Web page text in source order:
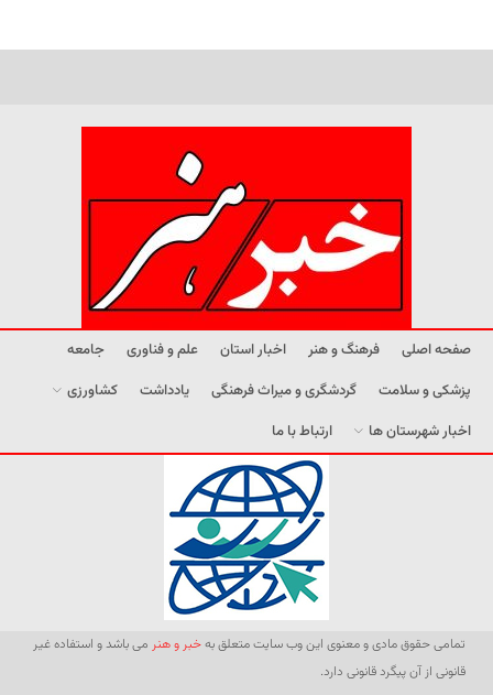
صفحه اصلی فرهنگ و هنر اخبار استان علم و فناوری
جامعه
پزشکی و سلامت
گردشگری و میراث فرهنگی یادداشت
کشاورزی
اخبار شهرستان ها
ارتباط با ما
تمامی حقوق مادی و معنوی این وب سایت متعلق بهخبر و هنر می باشد و استفاده غیر
قانونی از آن پیگرد قانونی دارد.